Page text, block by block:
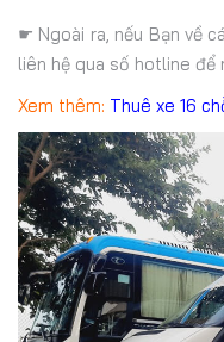
☛ Ngoài ra, nếu Bạn về
liên hệ qua số hotline để
Xem thêm: Thuê xe 16